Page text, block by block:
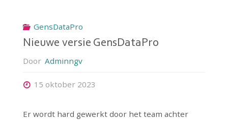
GensDataPro
Nieuwe versie GensDataPro
Door Adminngv
15 oktober 2023
Er wordt hard gewerkt door het team achter